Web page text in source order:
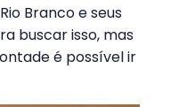
Branco e seus
buscar isso, mas
é possível ir